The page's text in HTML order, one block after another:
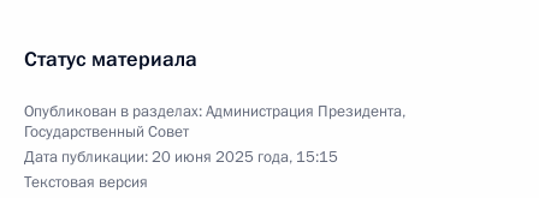
Статус материала
Опубликован в разделах:Администрация Президента,
Государственный Совет
Дата публикации:20 июня 2025 года, 15:15
Текстовая версия